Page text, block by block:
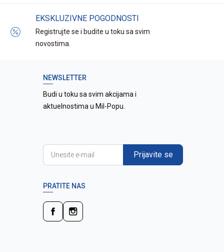
EKSKLUZIVNE POGODNOSTI
Registrujte se i budite u toku sa svim
novostima.
NEWSLETTER
Budi u toku sa svim akcijama i
aktuelnostima u Mil-Popu.
Prijavite se
PRATITE NAS